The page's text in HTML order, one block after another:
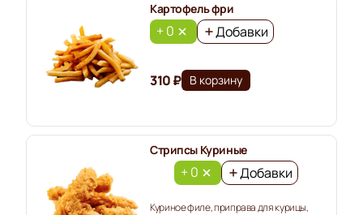
Картофель фри
+ 0 Добавки
310 ₽ В корзину
Стрипсы Куриные
+ 0 Добавки
Куриное филе, приправа для курицы,